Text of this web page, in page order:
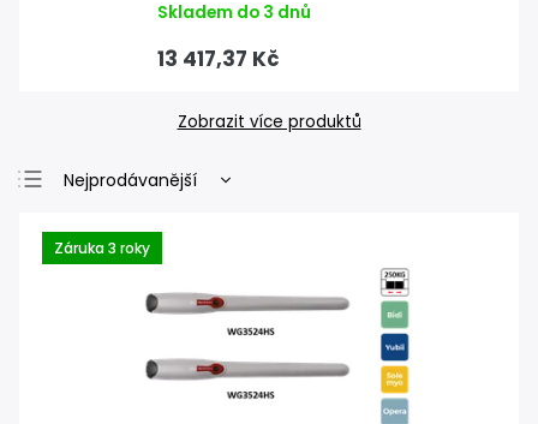
Skladem do 3 dnů
13 417,37 Kč
Zobrazit více produktů
Nejprodávanější
Nejdražší
Abecedně
Záruka 3 roky